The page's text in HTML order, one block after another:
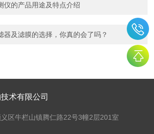
仪的产品用途及特点介绍
器及滤膜的选择，你真的会了吗？
术有限公司
区牛栏山镇腾仁路22号3幢2层201室